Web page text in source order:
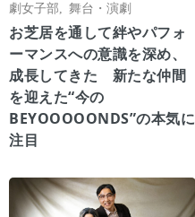
劇女子部
舞台・演劇
お芝居を通して絆やパフォ
ーマンスへの意識を深め、
成長してきた 新たな仲間
を迎えた“今の
BEYOOOOONDS”の本気に
注目